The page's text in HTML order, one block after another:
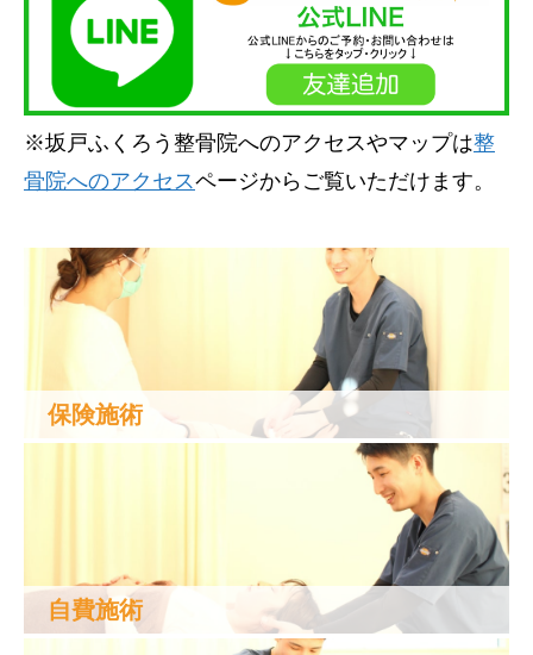
※坂戸ふくろう整骨院へのアクセスやマップは整
骨院へのアクセスページからご覧いただけます。
保険施術
自費施術